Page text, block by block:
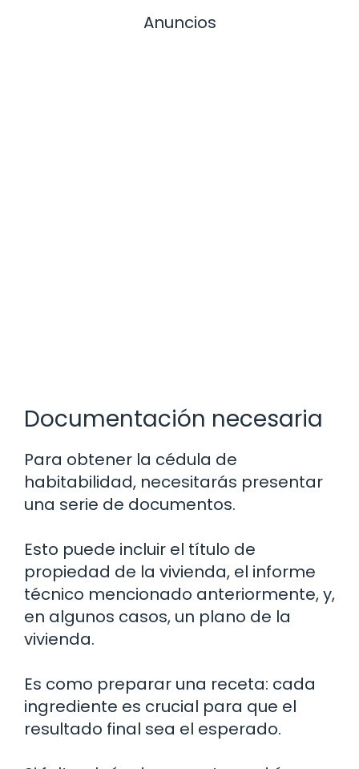
Anuncios
Documentación necesaria
Para obtener la cédula de
habitabilidad, necesitarás presentar
una serie de documentos.
Esto puede incluir el título de
propiedad de la vivienda, el informe
técnico mencionado anteriormente, y,
en algunos casos, un plano de la
vivienda.
Es como preparar una receta: cada
ingrediente es crucial para que el
resultado final sea el esperado.